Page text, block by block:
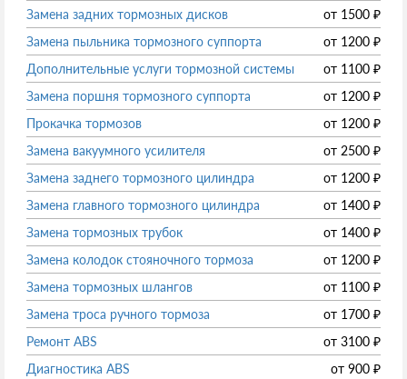
Замена задних тормозных дисков
от 1500 ₽
Замена пыльника тормозного суппорта
от 1200 ₽
Дополнительные услуги тормозной системы
от 1100 ₽
Замена поршня тормозного суппорта
от 1200 ₽
Прокачка тормозов
от 1200 ₽
Замена вакуумного усилителя
от 2500 ₽
Замена заднего тормозного цилиндра
от 1200 ₽
Замена главного тормозного цилиндра
от 1400 ₽
Замена тормозных трубок
от 1400 ₽
Замена колодок стояночного тормоза
от 1200 ₽
Замена тормозных шлангов
от 1100 ₽
Замена троса ручного тормоза
от 1700 ₽
Ремонт ABS
от 3100 ₽
Диагностика ABS
от 900 ₽